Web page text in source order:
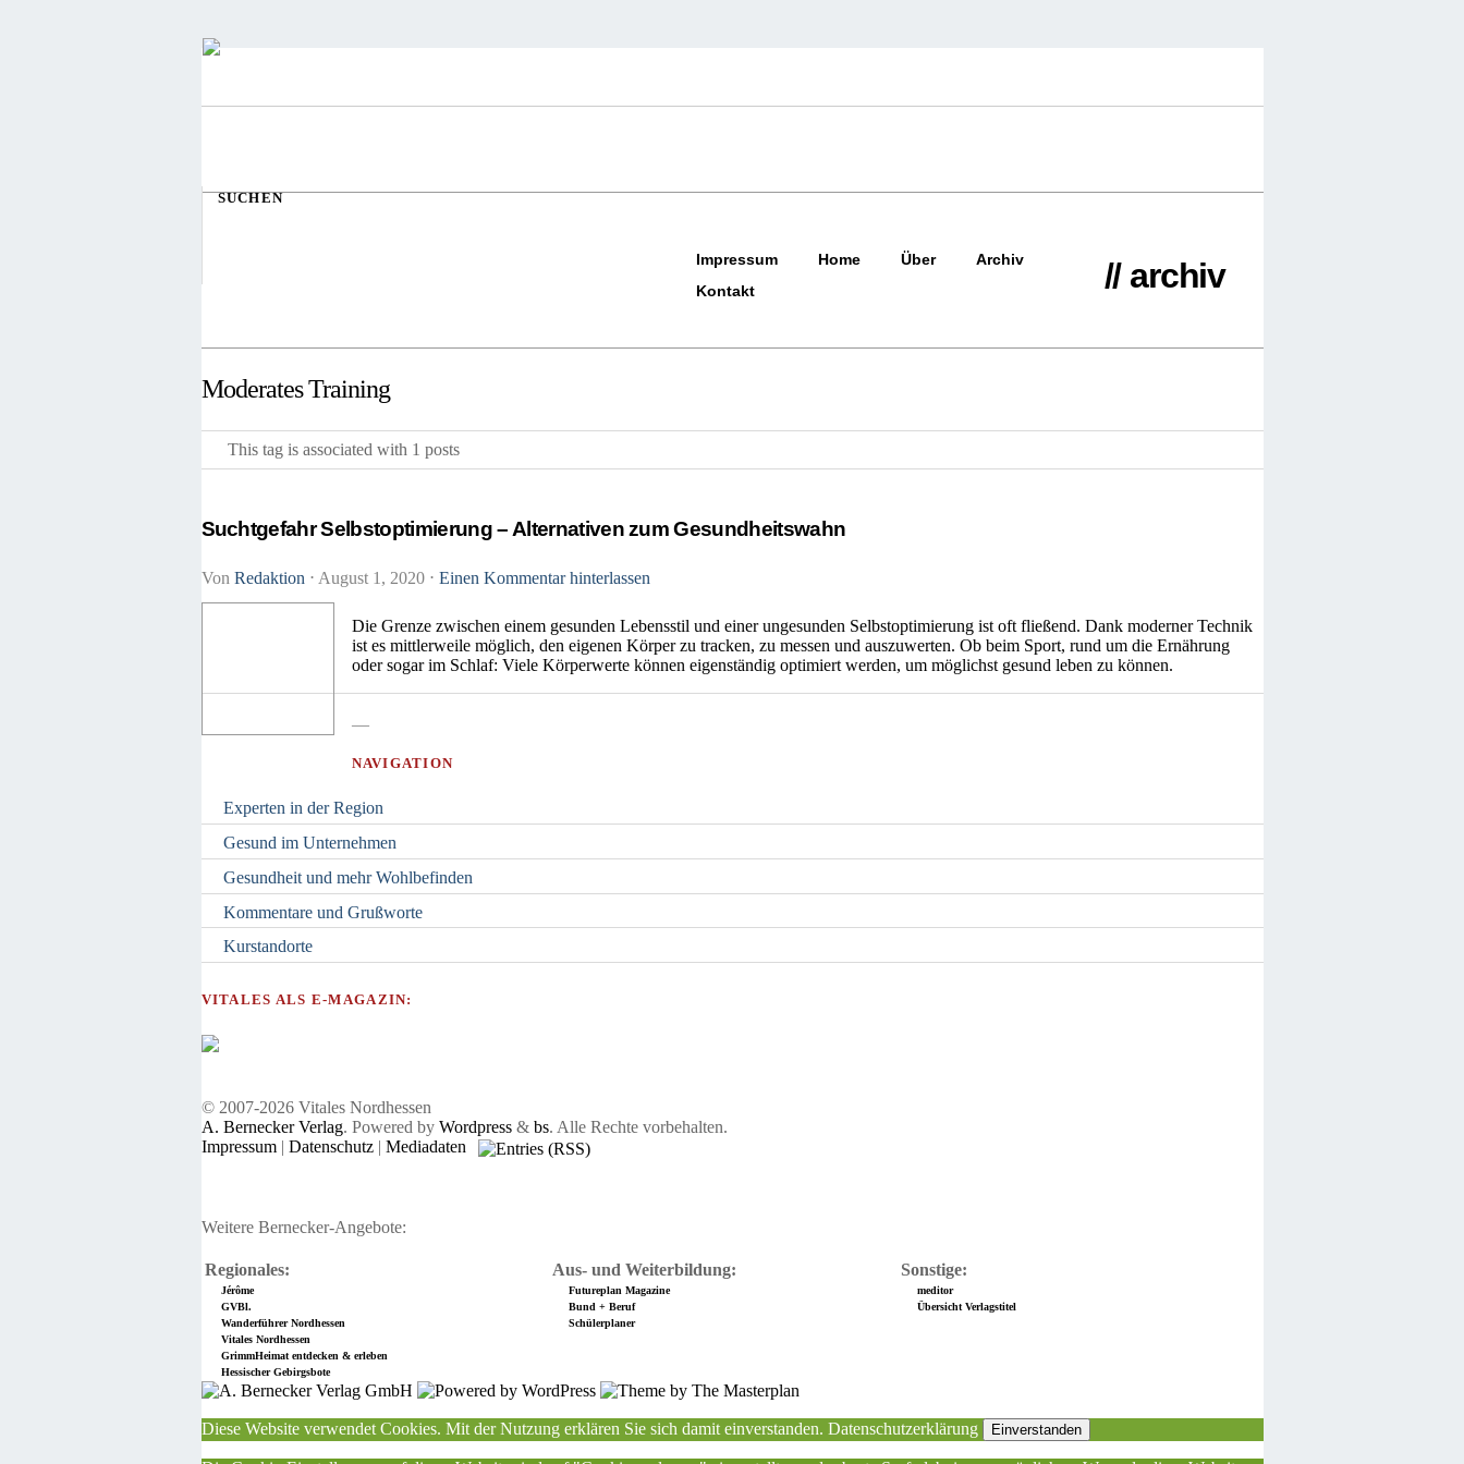
SUCHEN
Impressum Home Über
Archiv
Kontakt
// archiv
Moderates Training
This tag is associated with 1 posts
Suchtgefahr Selbstoptimierung – Alternativen zum Gesundheitswahn
Von Redaktion ⋅ August 1, 2020 ⋅ Einen Kommentar hinterlassen
Die Grenze zwischen einem gesunden Lebensstil und einer ungesunden Selbstoptimierung ist oft fließend. Dank moderner Technik
ist es mittlerweile möglich, den eigenen Körper zu tracken, zu messen und auszuwerten. Ob beim Sport, rund um die Ernährung
oder sogar im Schlaf: Viele Körperwerte können eigenständig optimiert werden, um möglichst gesund leben zu können.
—
NAVIGATION
Experten in der Region
Gesund im Unternehmen
Gesundheit und mehr Wohlbefinden
Kommentare und Grußworte
Kurstandorte
VITALES ALS E-MAGAZIN:
© 2007-2026 Vitales Nordhessen
A. Bernecker Verlag. Powered by Wordpress& bs. Alle Rechte vorbehalten.
Impressum| Datenschutz| Mediadaten
Weitere Bernecker-Angebote:
Regionales: Aus- und Weiterbildung: Sonstige:
Jérôme Futureplan Magazine
meditor
GVBl.
Bund + Beruf
Übersicht Verlagstitel
Wanderführer Nordhessen
Schülerplaner
Vitales Nordhessen
GrimmHeimat entdecken & erleben
Hessischer Gebirgsbote
Diese Website verwendet Cookies. Mit der Nutzung erklären Sie sich damit einverstanden. Datenschutzerklärung Einverstanden